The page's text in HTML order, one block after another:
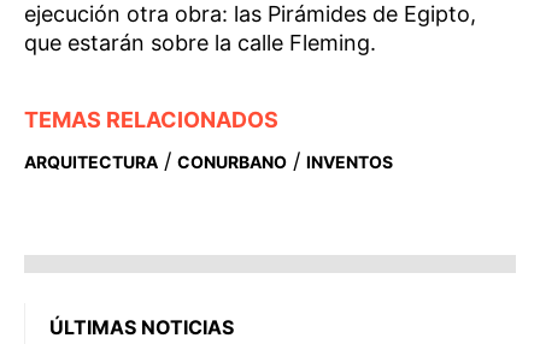
ejecución otra obra: las Pirámides de Egipto,
que estarán sobre la calle Fleming.
TEMAS RELACIONADOS
ARQUITECTURA / CONURBANO / INVENTOS
ÚLTIMAS NOTICIAS